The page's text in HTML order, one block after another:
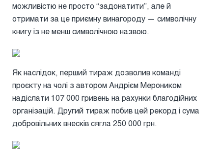
можливістю не просто “задонатити”, але й
отримати за це приємну винагороду — символічну
книгу із не менш символічною назвою.
Як наслідок, перший тираж дозволив команді
проєкту на чолі з автором Андрієм Мероником
надіслати 107 000 гривень на рахунки благодійних
організацій. Другий тираж побив цей рекорд і сума
добровільних внесків сягла 250 000 грн.